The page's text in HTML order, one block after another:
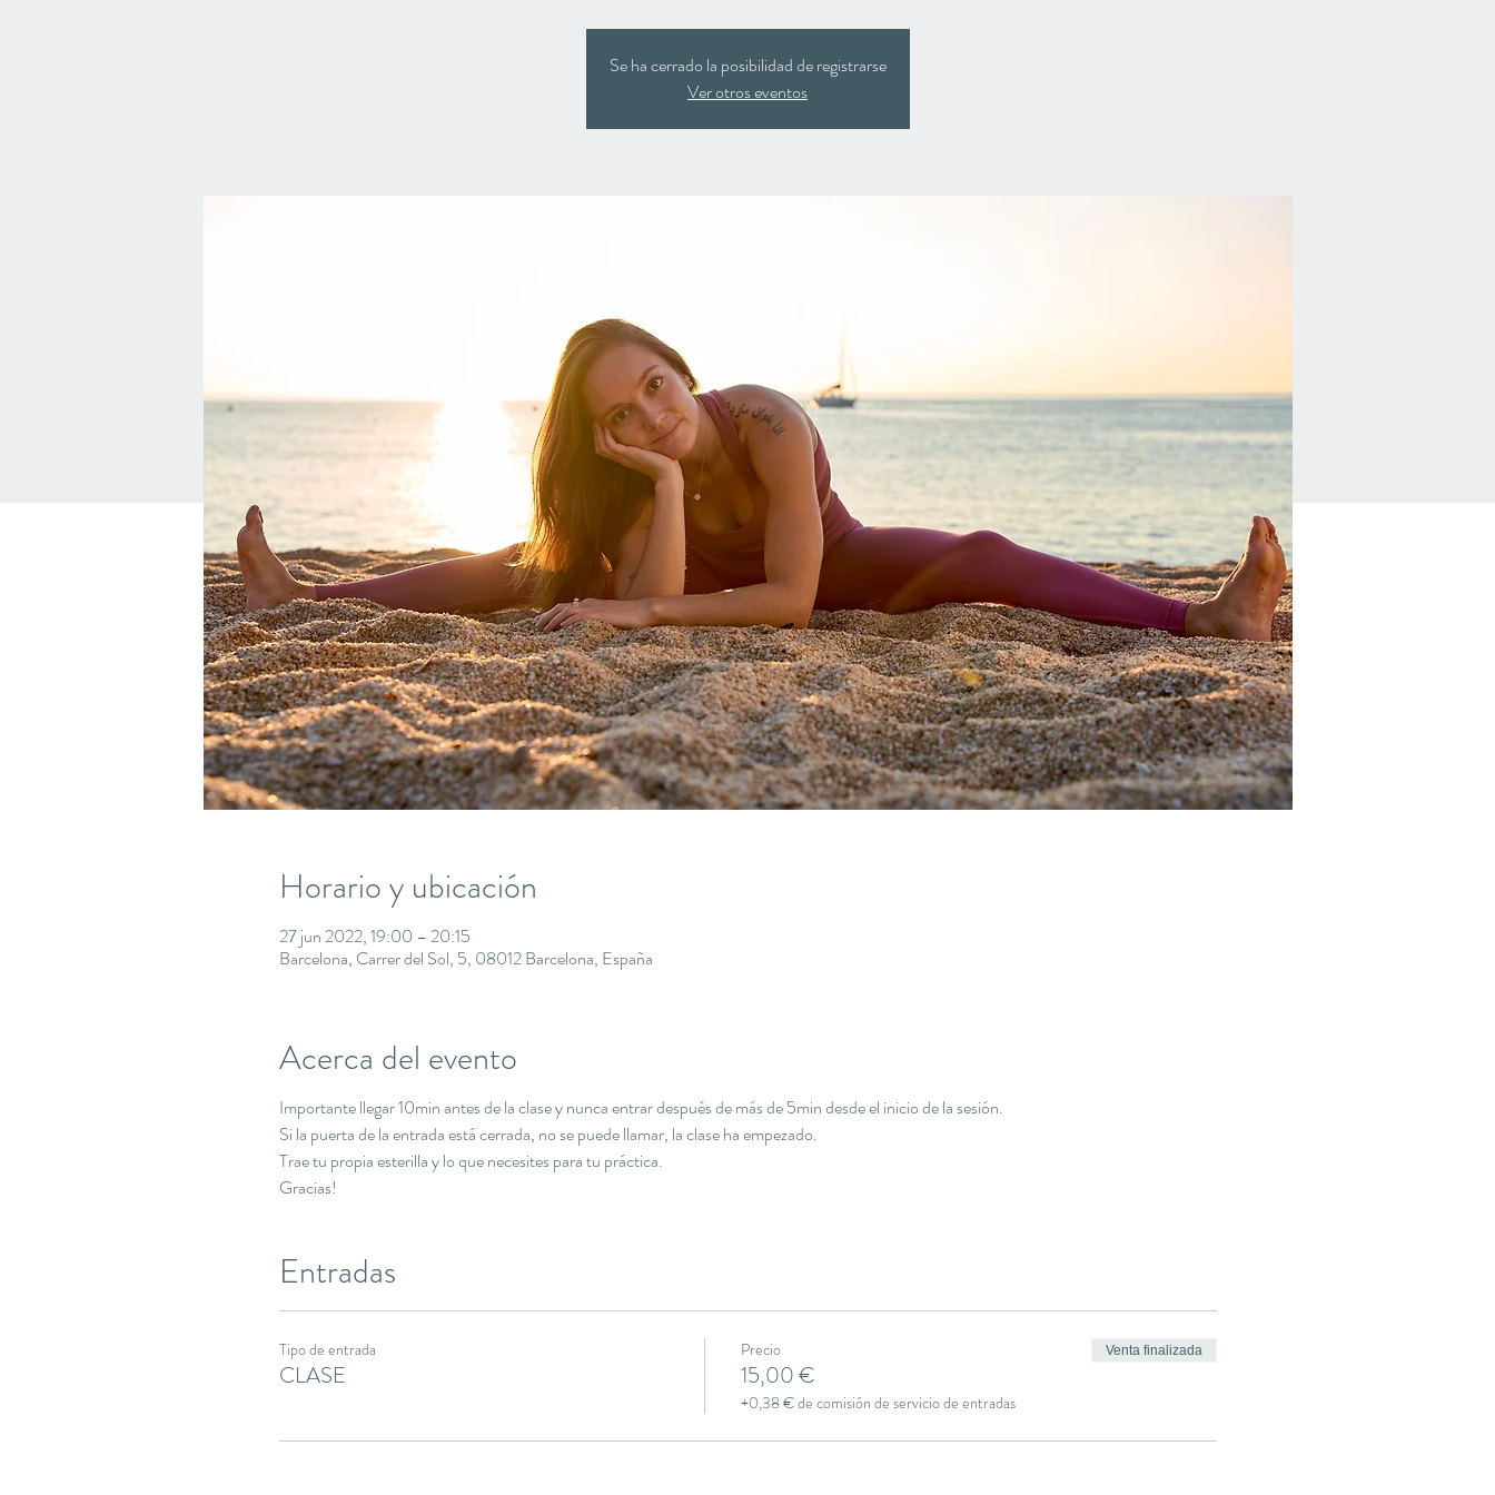
Se ha cerrado la posibilidad de registrarse
Ver otros eventos
Horario y ubicación
27 jun 2022, 19:00 – 20:15
Barcelona, Carrer del Sol, 5, 08012 Barcelona, España
Acerca del evento
Importante llegar 10min antes de la clase y nunca entrar después de más de 5min desde el inicio de la sesión.
Si la puerta de la entrada está cerrada, no se puede llamar, la clase ha empezado.
Trae tu propia esterilla y lo que necesites para tu práctica.
Gracias!
Entradas
Tipo de entrada
CLASE
Precio
15,00 €
+0,38 € de comisión de servicio de entradas
Venta finalizada